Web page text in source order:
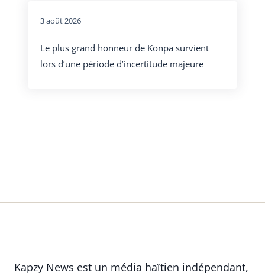
3 août 2026
Le plus grand honneur de Konpa survient
lors d’une période d’incertitude majeure
Kapzy News est un média haïtien indépendant,